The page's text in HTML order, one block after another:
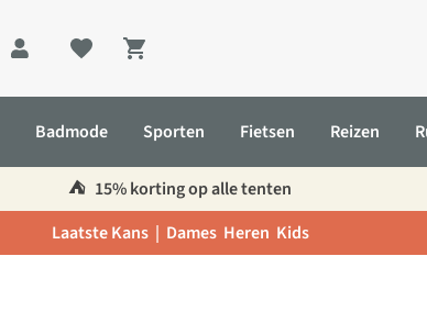
Shopping cart
Badmode Sporten Fietsen Reizen
⛺️ 15% korting op alle tenten
Laatste Kans | Dames Heren Kids